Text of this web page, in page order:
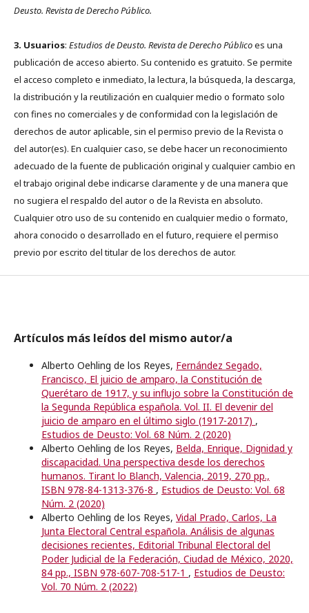
Deusto. Revista de Derecho Público.
3. Usuarios: Estudios de Deusto. Revista de Derecho Públicoes una
publicación de acceso abierto. Su contenido es gratuito. Se permite
el acceso completo e inmediato, la lectura, la búsqueda, la descarga,
la distribución y la reutilización en cualquier medio o formato solo
con fines no comerciales y de conformidad con la legislación de
derechos de autor aplicable, sin el permiso previo de la Revista o
del autor(es). En cualquier caso, se debe hacer un reconocimiento
adecuado de la fuente de publicación original y cualquier cambio en
el trabajo original debe indicarse claramente y de una manera que
no sugiera el respaldo del autor o de la Revista en absoluto.
Cualquier otro uso de su contenido en cualquier medio o formato,
ahora conocido o desarrollado en el futuro, requiere el permiso
previo por escrito del titular de los derechos de autor.
Artículos más leídos del mismo autor/a
Alberto Oehling de los Reyes, Fernández Segado,
Francisco, El juicio de amparo, la Constitución de
Querétaro de 1917, y su influjo sobre la Constitución de
la Segunda República española. Vol. II. El devenir del
juicio de amparo en el último siglo (1917-2017) ,
Estudios de Deusto: Vol. 68 Núm. 2 (2020)
Alberto Oehling de los Reyes, Belda, Enrique, Dignidad y
discapacidad. Una perspectiva desde los derechos
humanos. Tirant lo Blanch, Valencia, 2019, 270 pp.,
ISBN 978-84-1313-376-8 , Estudios de Deusto: Vol. 68
Núm. 2 (2020)
Alberto Oehling de los Reyes, Vidal Prado, Carlos, La
Junta Electoral Central española. Análisis de algunas
decisiones recientes, Editorial Tribunal Electoral del
Poder Judicial de la Federación, Ciudad de México, 2020,
84 pp., ISBN 978-607-708-517-1 , Estudios de Deusto:
Vol. 70 Núm. 2 (2022)